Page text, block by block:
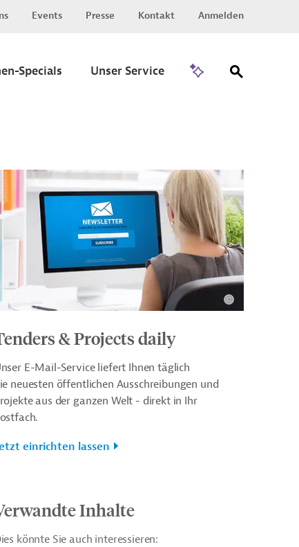
Events Presse Kontakt Anmelden
Specials Unser Service
& Projects daily
E-Mail-Service liefert Ihnen täglich
neuesten öffentlichen Ausschreibungen und
aus der ganzen Welt - direkt in Ihr
einrichten lassen
Inhalte
könnte Sie auch interessieren: